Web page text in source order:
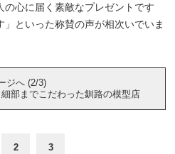
心に届く素敵なプレゼントです
といった称賛の声が相次いでいま
ジへ (2/3)
部までこだわった釧路の模型店
2 3